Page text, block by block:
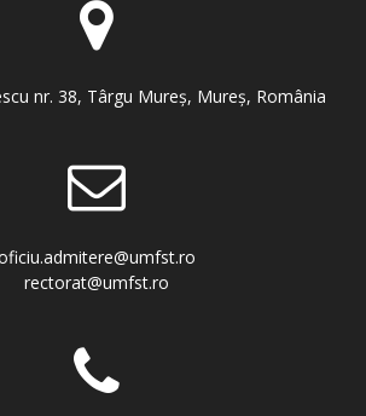
nr. 38, Târgu Mureș, Mureș, România
rectorat@umfst.ro